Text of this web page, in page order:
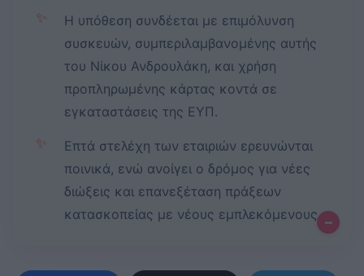
✨
Η υπόθεση συνδέεται με επιμόλυνση
συσκευών, συμπεριλαμβανομένης αυτής
του Νίκου Ανδρουλάκη, και χρήση
προπληρωμένης κάρτας κοντά σε
εγκαταστάσεις της ΕΥΠ.
✨
Επτά στελέχη των εταιριών ερευνώνται
ποινικά, ενώ ανοίγει ο δρόμος για νέες
διώξεις και επανεξέταση πράξεων
κατασκοπείας με νέους εμπλεκόμενους. –